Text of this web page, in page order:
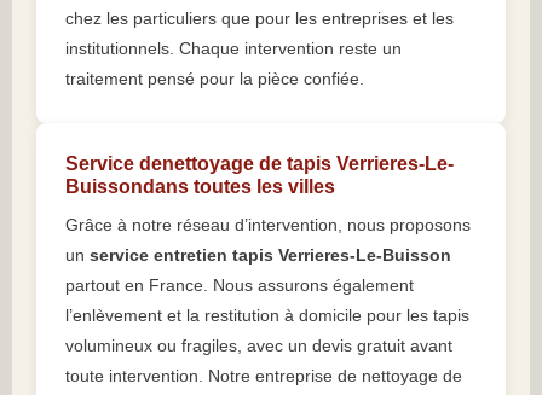
chez les particuliers que pour les entreprises et les
institutionnels. Chaque intervention reste un
traitement pensé pour la pièce confiée.
Service denettoyage de tapis Verrieres-Le-
Buissondans toutes les villes
Grâce à notre réseau d’intervention, nous proposons
un service entretien tapis Verrieres-Le-Buisson
partout en France. Nous assurons également
l’enlèvement et la restitution à domicile pour les tapis
volumineux ou fragiles, avec un devis gratuit avant
toute intervention. Notre entreprise de nettoyage de